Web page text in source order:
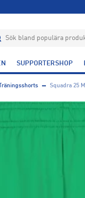
SUPPORTERSHOP
Träningsshorts Squadra 25